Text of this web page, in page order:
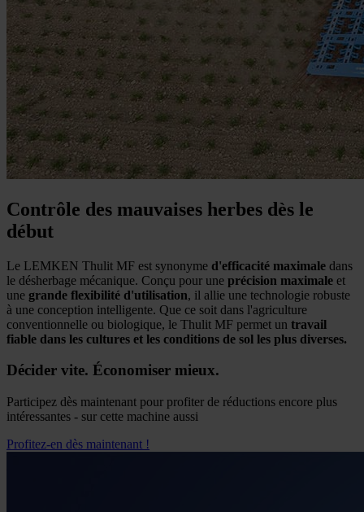
Contrôle des mauvaises herbes dès le
début
Le LEMKEN Thulit MF est synonyme d'efficacité maximale dans
le désherbage mécanique. Conçu pour une précision maximale et
une grande flexibilité d'utilisation, il allie une technologie robuste
à une conception intelligente. Que ce soit dans l'agriculture
conventionnelle ou biologique, le Thulit MF permet un travail
fiable dans les cultures et les conditions de sol les plus diverses.
Décider vite. Économiser mieux.
Participez dès maintenant pour profiter de réductions encore plus
intéressantes - sur cette machine aussi
Profitez-en dès maintenant !